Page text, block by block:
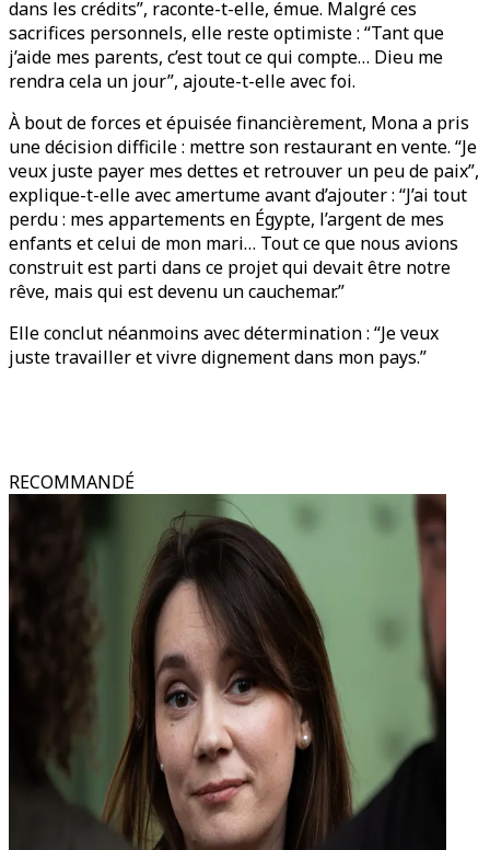
dans les crédits”, raconte-t-elle, émue. Malgré ces
sacrifices personnels, elle reste optimiste : “Tant que
j’aide mes parents, c’est tout ce qui compte… Dieu me
rendra cela un jour”, ajoute-t-elle avec foi.
À bout de forces et épuisée financièrement, Mona a pris
une décision difficile : mettre son restaurant en vente. “Je
veux juste payer mes dettes et retrouver un peu de paix”,
explique-t-elle avec amertume avant d’ajouter : “J’ai tout
perdu : mes appartements en Égypte, l’argent de mes
enfants et celui de mon mari… Tout ce que nous avions
construit est parti dans ce projet qui devait être notre
rêve, mais qui est devenu un cauchemar.”
Elle conclut néanmoins avec détermination : “Je veux
juste travailler et vivre dignement dans mon pays.”
RECOMMANDÉ